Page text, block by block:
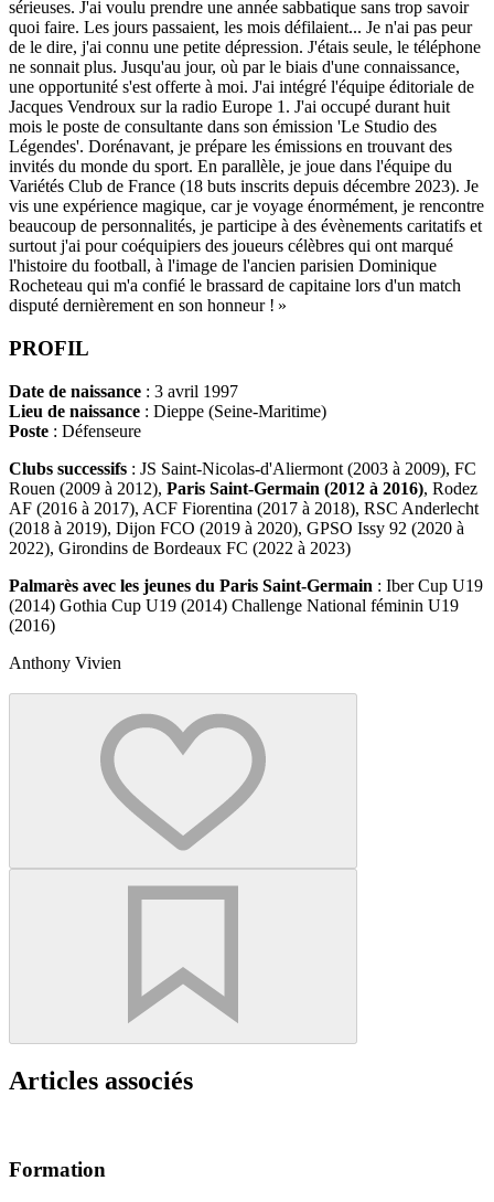
sérieuses. J'ai voulu prendre une année sabbatique sans trop savoir
quoi faire. Les jours passaient, les mois défilaient... Je n'ai pas peur
de le dire, j'ai connu une petite dépression. J'étais seule, le téléphone
ne sonnait plus. Jusqu'au jour, où par le biais d'une connaissance,
une opportunité s'est offerte à moi. J'ai intégré l'équipe éditoriale de
Jacques Vendroux sur la radio Europe 1. J'ai occupé durant huit
mois le poste de consultante dans son émission 'Le Studio des
Légendes'. Dorénavant, je prépare les émissions en trouvant des
invités du monde du sport. En parallèle, je joue dans l'équipe du
Variétés Club de France (18 buts inscrits depuis décembre 2023). Je
vis une expérience magique, car je voyage énormément, je rencontre
beaucoup de personnalités, je participe à des évènements caritatifs et
surtout j'ai pour coéquipiers des joueurs célèbres qui ont marqué
l'histoire du football, à l'image de l'ancien parisien Dominique
Rocheteau qui m'a confié le brassard de capitaine lors d'un match
disputé dernièrement en son honneur ! »
PROFIL
Date de naissance : 3 avril 1997
Lieu de naissance : Dieppe (Seine-Maritime)
Poste : Défenseure
Clubs successifs : JS Saint-Nicolas-d'Aliermont (2003 à 2009), FC
Rouen (2009 à 2012), Paris Saint-Germain (2012 à 2016), Rodez
AF (2016 à 2017), ACF Fiorentina (2017 à 2018), RSC Anderlecht
(2018 à 2019), Dijon FCO (2019 à 2020), GPSO Issy 92 (2020 à
2022), Girondins de Bordeaux FC (2022 à 2023)
Palmarès avec les jeunes du Paris Saint-Germain : Iber Cup U19
(2014) Gothia Cup U19 (2014) Challenge National féminin U19
(2016)
Anthony Vivien
Articles associés
Formation